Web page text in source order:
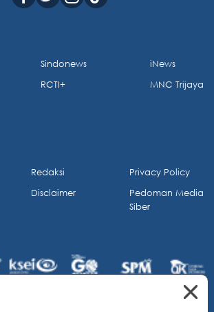
Sindonews
RCTI+
iNews
MNC Trijaya
Redaksi
Disclaimer
Privacy Policy
Pedoman Media
Siber